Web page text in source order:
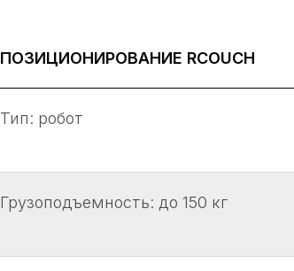
ПОЗИЦИОНИРОВАНИЕ RCOUCH
Тип: робот
Грузоподъемность: до 150 кг